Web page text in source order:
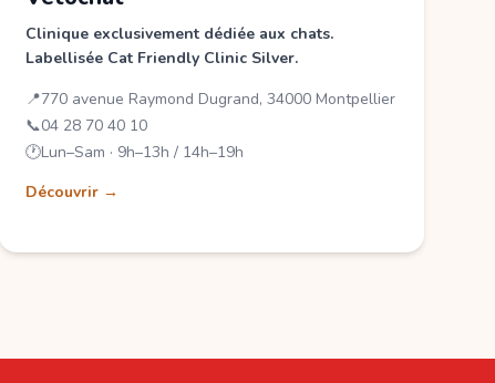
Clinique exclusivement dédiée aux chats.
Labellisée Cat Friendly Clinic Silver.
📍770 avenue Raymond Dugrand, 34000 Montpellier
📞04 28 70 40 10
🕐Lun–Sam · 9h–13h / 14h–19h
Découvrir →